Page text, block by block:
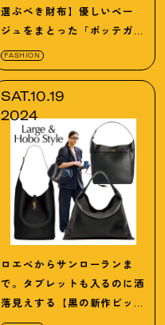
選ぶべき財布】優しいベー
ジュをまとった「ボッテガ・
ヴェネタの新作5選」
FASHION
SAT.10.19
2024
ロエベからサンローランま
で。タブレットも入るのに洒
落見えする【黒の新作ビッグ
バッグ5選】